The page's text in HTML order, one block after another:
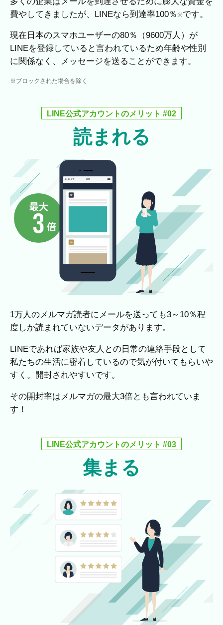
費やしてきましたが、LINEなら到達率100％※です。
現在日本のスマホユーザーの80％（9600万人）が
LINEを登録していると言われているため年齢や性別
に関係なく、メッセージを送ることができます。
※ブロックされた場合を除く
LINE公式アカウントのメリット #02
読まれる
1万人のメルマガ読者にメールを送っても3～10％程
度しか読まれていないデータがあります。
LINEであれば家族や友人との日常の連絡手段として
私たちの生活に密着しているので気が付いてもらいや
すく。開封されやすいです。
その開封率はメルマガの最大3倍とも言われていま
す！
LINE公式アカウントのメリット #03
集まる